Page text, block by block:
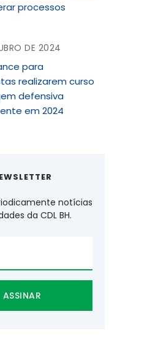
processos
DE 2024
para
realizarem curso
defensiva
em 2024
notícias
da CDL BH.
ASSINAR